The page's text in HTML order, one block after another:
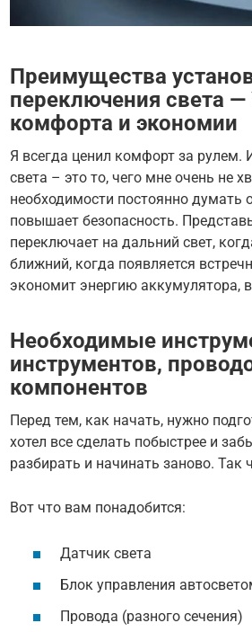
Преимущества
переключения света
комфорта и экономии
Я всегда ценил комфорт за рулем.
света – это то, чего мне очень не
необходимости постоянно
повышает безопасность.
переключает на дальний свет,
ближний, когда появляется
экономит энергию аккумулятора,
Необходимые
инструментов,
компонентов
Перед тем, как начать, нужно
хотел все сделать побыстрее и
разбирать и начинать заново. Так
Вот что вам понадобится:
Датчик света
Блок управления
Провода (разного сечения)